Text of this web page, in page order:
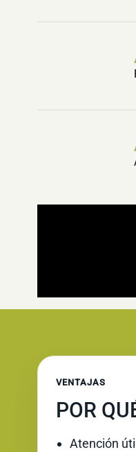
VENTAJAS
POR
Atención